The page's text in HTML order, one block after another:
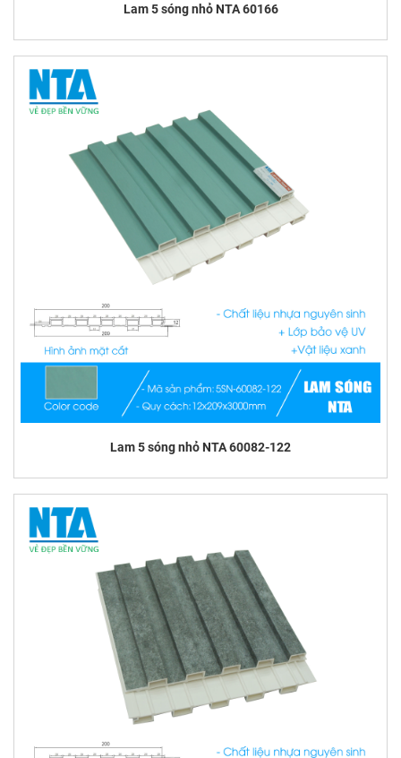
Lam 5 sóng nhỏ NTA 60166
Lam 5 sóng nhỏ NTA 60082-122